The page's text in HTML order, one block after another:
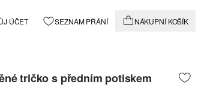
ÚČET SEZNAM PŘÁNÍ NÁKUPNÍ KOŠÍK
tričko s předním potiskem